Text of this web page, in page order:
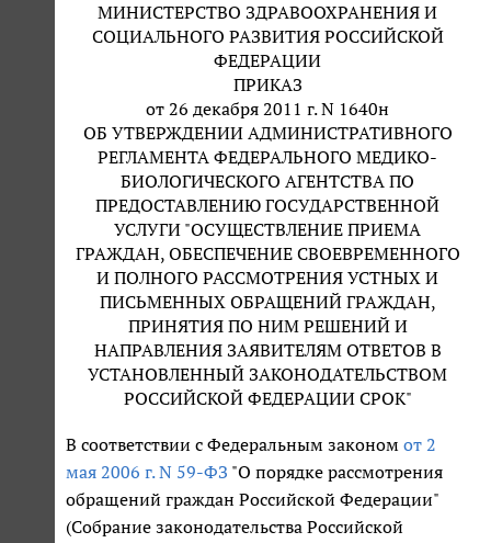
МИНИСТЕРСТВО ЗДРАВООХРАНЕНИЯ И
СОЦИАЛЬНОГО РАЗВИТИЯ РОССИЙСКОЙ
ФЕДЕРАЦИИ
ПРИКАЗ
от 26 декабря 2011 г. N 1640н
ОБ УТВЕРЖДЕНИИ АДМИНИСТРАТИВНОГО
РЕГЛАМЕНТА ФЕДЕРАЛЬНОГО МЕДИКО-
БИОЛОГИЧЕСКОГО АГЕНТСТВА ПО
ПРЕДОСТАВЛЕНИЮ ГОСУДАРСТВЕННОЙ
УСЛУГИ "ОСУЩЕСТВЛЕНИЕ ПРИЕМА
ГРАЖДАН, ОБЕСПЕЧЕНИЕ СВОЕВРЕМЕННОГО
И ПОЛНОГО РАССМОТРЕНИЯ УСТНЫХ И
ПИСЬМЕННЫХ ОБРАЩЕНИЙ ГРАЖДАН,
ПРИНЯТИЯ ПО НИМ РЕШЕНИЙ И
НАПРАВЛЕНИЯ ЗАЯВИТЕЛЯМ ОТВЕТОВ В
УСТАНОВЛЕННЫЙ ЗАКОНОДАТЕЛЬСТВОМ
РОССИЙСКОЙ ФЕДЕРАЦИИ СРОК"
В соответствии с Федеральным законом от 2
мая 2006 г. N 59-ФЗ "О порядке рассмотрения
обращений граждан Российской Федерации"
(Собрание законодательства Российской